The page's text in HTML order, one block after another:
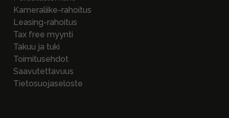
Kameraliike-rahoitus
Leasing-rahoitus
Tax free myynti
Takuu ja tuki
Toimitusehdot
Saavutettavuus
Tietosuojaseloste